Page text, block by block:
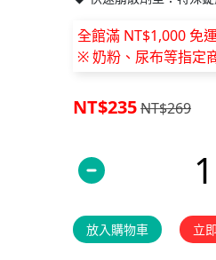
全館滿 NT$1,000 免
※ 奶粉、尿布等指定
NT$235NT$269
放入購物車 立